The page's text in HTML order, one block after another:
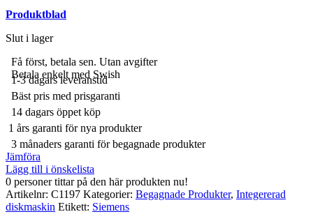
Produktblad
Slut i lager
Få först, betala sen. Utan avgifter
Betala enkelt med Swish
1-3 dagars leveranstid
Bäst pris med prisgaranti
14 dagars öppet köp
1 års garanti för nya produkter
3 månaders garanti för begagnade produkter
Jämföra
Lägg till i önskelista
0 personer tittar på den här produkten nu!
Artikelnr: C1197 Kategorier: Begagnade Produkter, Integererad
diskmaskin Etikett: Siemens